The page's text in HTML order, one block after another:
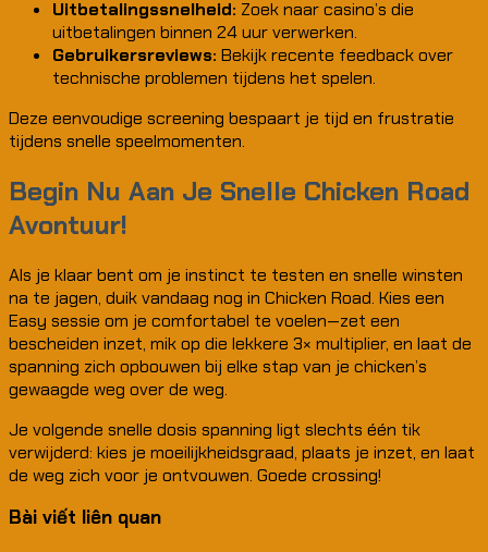
Uitbetalingssnelheid: Zoek naar casino’s die
uitbetalingen binnen 24 uur verwerken.
Gebruikersreviews: Bekijk recente feedback over
technische problemen tijdens het spelen.
Deze eenvoudige screening bespaart je tijd en frustratie
tijdens snelle speelmomenten.
Begin Nu Aan Je Snelle Chicken Road
Avontuur!
Als je klaar bent om je instinct te testen en snelle winsten
na te jagen, duik vandaag nog in Chicken Road. Kies een
Easy sessie om je comfortabel te voelen—zet een
bescheiden inzet, mik op die lekkere 3× multiplier, en laat de
spanning zich opbouwen bij elke stap van je chicken’s
gewaagde weg over de weg.
Je volgende snelle dosis spanning ligt slechts één tik
verwijderd: kies je moeilijkheidsgraad, plaats je inzet, en laat
de weg zich voor je ontvouwen. Goede crossing!
Bài viết liên quan